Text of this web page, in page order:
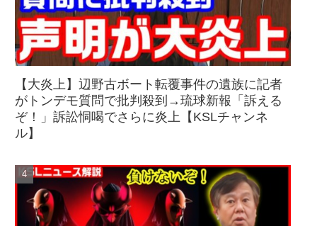
【大炎上】辺野古ボート転覆事件の遺族に記者
がトンデモ質問で批判殺到→琉球新報「訴える
ぞ！」訴訟恫喝でさらに炎上【KSLチャンネ
ル】